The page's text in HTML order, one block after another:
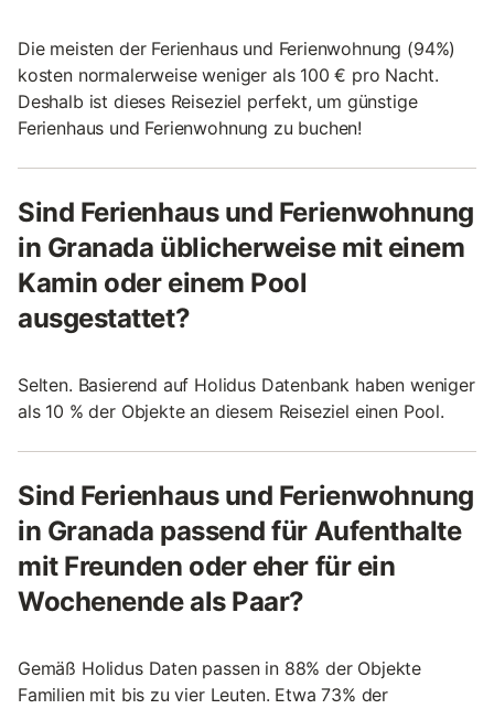
Die meisten der Ferienhaus und Ferienwohnung (94%)
kosten normalerweise weniger als 100 € pro Nacht.
Deshalb ist dieses Reiseziel perfekt, um günstige
Ferienhaus und Ferienwohnung zu buchen!
Sind Ferienhaus und Ferienwohnung
in Granada üblicherweise mit einem
Kamin oder einem Pool
ausgestattet?
Selten. Basierend auf Holidus Datenbank haben weniger
als 10 % der Objekte an diesem Reiseziel einen Pool.
Sind Ferienhaus und Ferienwohnung
in Granada passend für Aufenthalte
mit Freunden oder eher für ein
Wochenende als Paar?
Gemäß Holidus Daten passen in 88% der Objekte
Familien mit bis zu vier Leuten. Etwa 73% der